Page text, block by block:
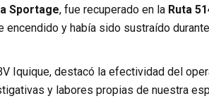
Sportage, fue recuperado en la Ruta
y había sido sustraído
Iquique, destacó la efectividad del
y labores propias de nuestra